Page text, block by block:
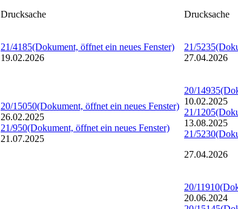
Drucksache Drucksache
21/4185(Dokument, öffnet ein neues Fenster)
19.02.2026
21/5235
27.04.2026
20/15050(Dokument, öffnet ein neues Fenster)
26.02.2025
21/950(Dokument, öffnet ein neues Fenster)
21.07.2025
20/14935
10.02.2025
21/1205
13.08.2025
21/5230
27.04.2026
20/11910
20.06.2024